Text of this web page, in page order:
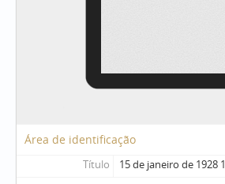
Área de identificação
Título 15 de janeiro de 1928 1